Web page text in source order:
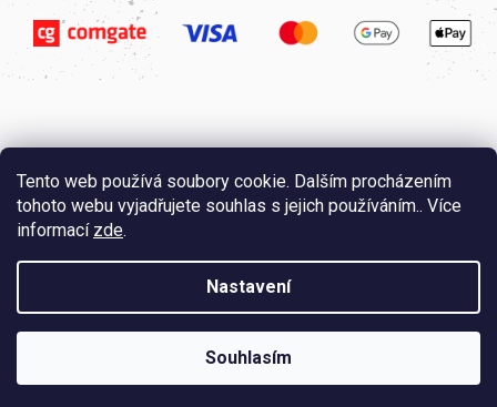
Tento web používá soubory cookie. Dalším procházením
tohoto webu vyjadřujete souhlas s jejich používáním.. Více
informací zde.
Nastavení
Souhlasím
Štefan Mazáň
Saunapoint.cz. Všechna práva vyhrazena.